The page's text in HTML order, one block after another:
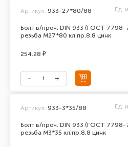
Болт в/проч. DIN 933 (ГОСТ 7798-
резьба М27*80 кл.пр.8.8 цинк
Артикул: 933-27*80/88 Ед.
254.28 ₽
Болт в/проч. DIN 933 (ГОСТ 7798-
резьба М3*35 кл.пр.8.8 цинк
Артикул: 933-3*35/88 Ед.